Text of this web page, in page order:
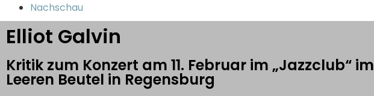
Nachschau
Elliot Galvin
Kritik zum Konzert am 11. Februar im „Jazzclub“ im
Leeren Beutel in Regensburg